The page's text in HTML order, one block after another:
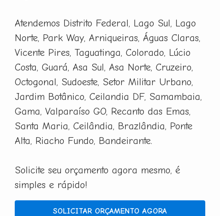
Atendemos Distrito Federal, Lago Sul, Lago
Norte, Park Way, Arniqueiras, Águas Claras,
Vicente Pires, Taguatinga, Colorado, Lúcio
Costa, Guará, Asa Sul, Asa Norte, Cruzeiro,
Octogonal, Sudoeste, Setor Militar Urbano,
Jardim Botânico, Ceilandia DF, Samambaia,
Gama, Valparaíso GO, Recanto das Emas,
Santa Maria, Ceilândia, Brazlândia, Ponte
Alta, Riacho Fundo, Bandeirante.
Solicite seu orçamento agora mesmo, é
simples e rápido!
SOLICITAR ORÇAMENTO AGORA